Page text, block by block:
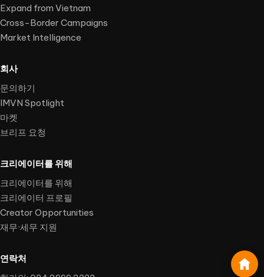
Expand from Vietnam
Cross-Border Campaigns
Market Intelligence
회사
문의하기
IMVN Spotlight
마켓
브리프 요청
크리에이터를 위해
크리에이터를 위해
크리에이터 프로필
Creator Opportunities
재무·세무 지원
연락처